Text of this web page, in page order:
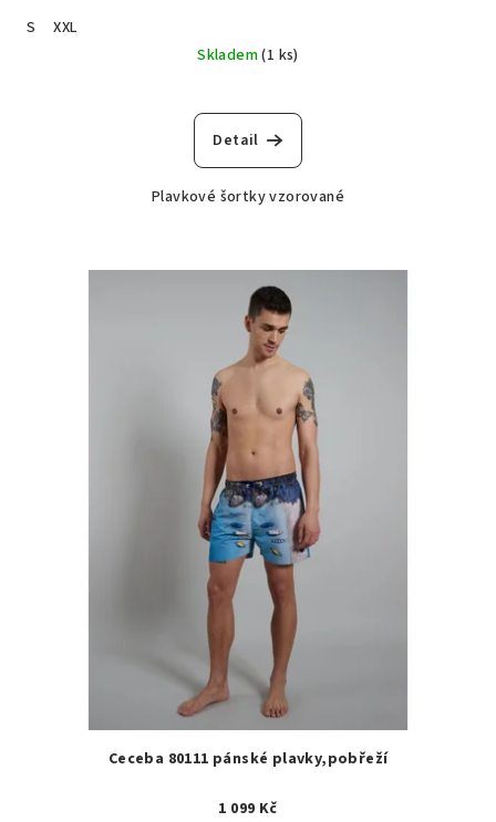
S
XXL
Skladem(1 ks)
Detail
Plavkové šortky vzorované
Ceceba 80111 pánské plavky,pobřeží
1 099 Kč